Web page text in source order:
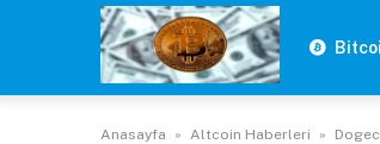
Anasayfa » Altcoin Haberleri »